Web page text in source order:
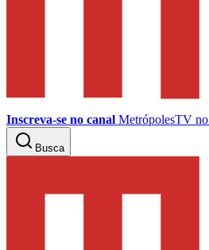
Inscreva-se no canal MetrópolesTV no
Busca